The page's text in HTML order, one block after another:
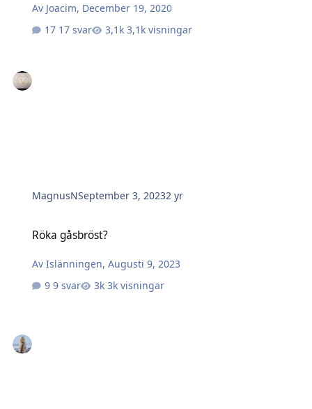
Av Joacim, December 19, 2020
17 svar
3,1k visningar
MagnusNSeptember 3, 20232 yr
Röka gåsbröst?
AvIslänningen,Augusti 9, 2023
9 svar
3k visningar